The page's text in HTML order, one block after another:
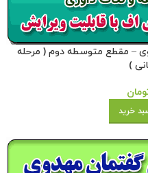
– مقطع متوسطه دوم ( مرحله
)
خرید